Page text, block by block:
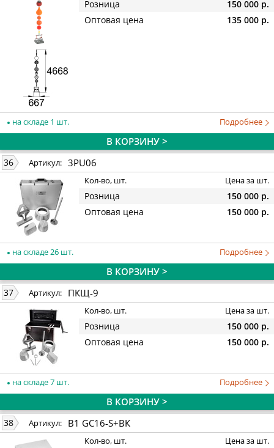
Розница
150 000 р.
Оптовая цена
135 000 р.
на складе 1 шт. Подробнее
В КОРЗИНУ >
36 Артикул: 3PU06
Кол-во, шт. Цена за шт.
Розница
150 000 р.
Оптовая цена
150 000 р.
на складе 26 шт. Подробнее
В КОРЗИНУ >
37 Артикул: ПКЩ-9
Кол-во, шт. Цена за шт.
Розница
150 000 р.
Оптовая цена
150 000 р.
на складе 7 шт. Подробнее
В КОРЗИНУ >
38 Артикул: B1 GC16-S+ВК
Кол-во, шт. Цена за шт.